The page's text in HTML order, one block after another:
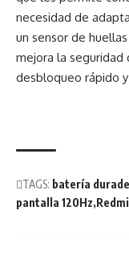
necesidad de
un sensor de
mejora la
desbloqueo rápido
TAGS: batería
pantalla 120Hz